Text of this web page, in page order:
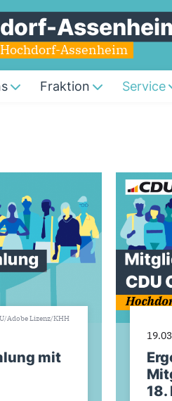
Assenheim
Fraktion Service
Adobe Lizenz/KHH
mit
18.